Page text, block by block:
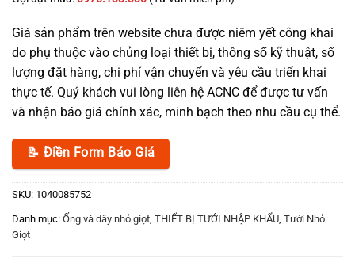
Giá sản phẩm trên website chưa được niêm yết công khai
do phụ thuộc vào chủng loại thiết bị, thông số kỹ thuật, số
lượng đặt hàng, chi phí vận chuyển và yêu cầu triển khai
thực tế. Quý khách vui lòng liên hệ ACNC để được tư vấn
và nhận báo giá chính xác, minh bạch theo nhu cầu cụ thể.
📝 Điền Form Báo Giá
SKU: 1040085752
Danh mục: Ống và dây nhỏ giọt THIẾT BỊ TƯỚI NHẬP KHẨU Tưới Nhỏ
Giọt